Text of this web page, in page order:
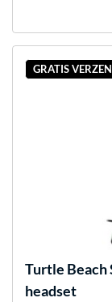
GRATIS
Turtle Beach
headset